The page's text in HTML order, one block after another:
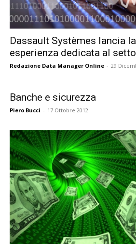
Dassault Systèmes lancia
esperienza dedicata al
Redazione Data Manager Online - 29
Banche e sicurezza
Piero Bucci - 17 Ottobre 2012